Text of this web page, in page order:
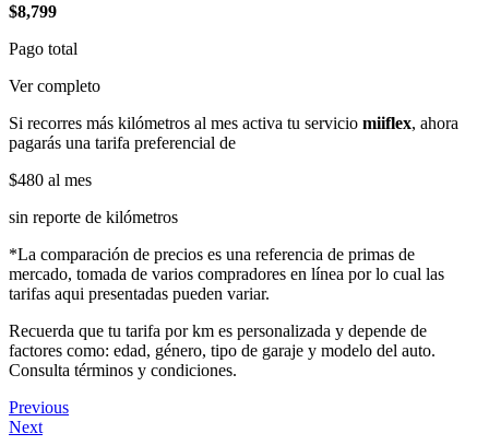
$8,799
Pago total
Ver completo
Si recorres más kilómetros al mes activa tu servicio miiflex, ahora
pagarás una tarifa preferencial de
$480 al mes
sin reporte de kilómetros
*La comparación de precios es una referencia de primas de
mercado, tomada de varios compradores en línea por lo cual las
tarifas aqui presentadas pueden variar.
Recuerda que tu tarifa por km es personalizada y depende de
factores como: edad, género, tipo de garaje y modelo del auto.
Consulta términos y condiciones.
Previous
Next